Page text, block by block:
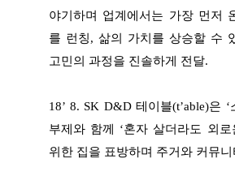
야기하며 업계에서는 가장 먼저
를 런칭, 삶의 가치를 상승할 수
고민의 과정을 진솔하게 전달.
18’ 8. SK D&D 테이블(t’able)은
부제와 함께 ‘혼자 살더라도 외
위한 집을 표방하며 주거와 커뮤